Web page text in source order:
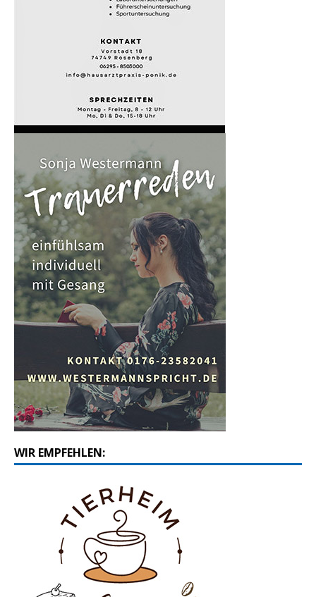
WIR EMPFEHLEN: